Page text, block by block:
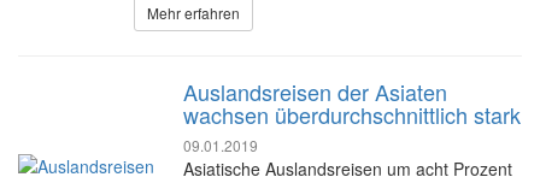
Mehr erfahren
Auslandsreisen der Asiaten
wachsen überdurchschnittlich stark
09.01.2019
Asiatische Auslandsreisen um acht Prozent